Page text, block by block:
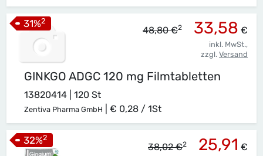
GINKGO ADGC 120 mg Filmtabletten
13820414 | 120 St
Zentiva Pharma GmbH € 0,28 / 1St
48,80 €2 33,58 €
inkl. MwSt.,
zzgl. Versand
31%2
38,02 €2 25,91 €
32%2